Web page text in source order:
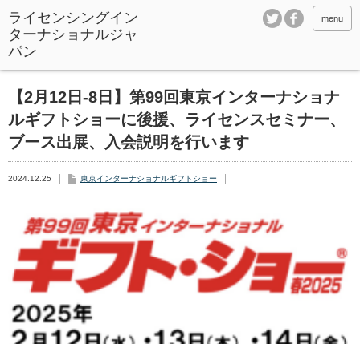
ライセンシングイン
ターナショナルジャ
パン
menu
【2月12日-8日】第99回東京インターナショナ
ルギフトショーに後援、ライセンスセミナー、
ブース出展、入会説明を行います
2024.12.25 東京インターナショナルギフトショー